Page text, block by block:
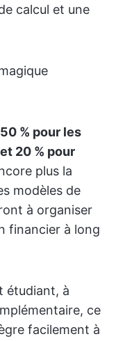
calcul et une
% pour les
20 % pour
plus la
modèles de
à organiser
financier à long
étudiant, à
ce
facilement à